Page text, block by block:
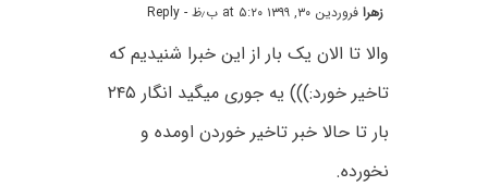
زهرافروردین ۳۰, ۱۳۹۹ at ۵:۲۰ ب٫ظ - Reply
والا تا الان یک بار از این خبرا شنیدیم که
تاخیر خورد:))) یه جوری میگید انگار ۲۴۵
بار تا حالا خبر تاخیر خوردن اومده و
نخورده.